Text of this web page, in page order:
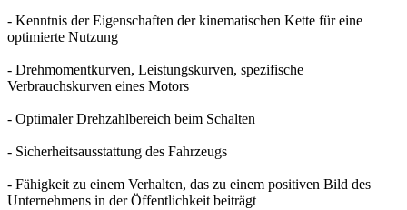
- Kenntnis der Eigenschaften der kinematischen Kette für eine
optimierte Nutzung
- Drehmomentkurven, Leistungskurven, spezifische
Verbrauchskurven eines Motors
- Optimaler Drehzahlbereich beim Schalten
- Sicherheitsausstattung des Fahrzeugs
- Fähigkeit zu einem Verhalten, das zu einem positiven Bild des
Unternehmens in der Öffentlichkeit beiträgt